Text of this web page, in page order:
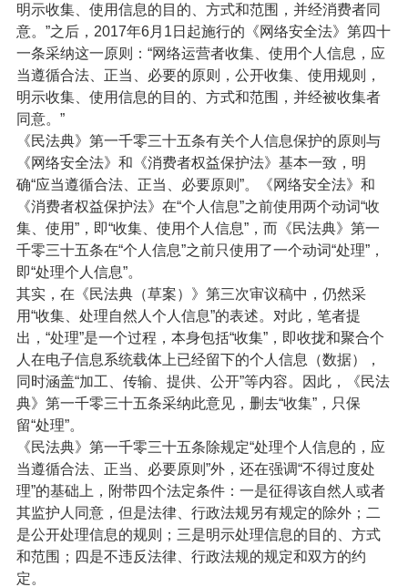
明示收集、使用信息的目的、方式和范围，并经消费者同
意。”之后，2017年6月1日起施行的《网络安全法》第四十
一条采纳这一原则：“网络运营者收集、使用个人信息，应
当遵循合法、正当、必要的原则，公开收集、使用规则，
明示收集、使用信息的目的、方式和范围，并经被收集者
同意。”
《民法典》第一千零三十五条有关个人信息保护的原则与
《网络安全法》和《消费者权益保护法》基本一致，明
确“应当遵循合法、正当、必要原则”。《网络安全法》和
《消费者权益保护法》在“个人信息”之前使用两个动词“收
集、使用”，即“收集、使用个人信息”，而《民法典》第一
千零三十五条在“个人信息”之前只使用了一个动词“处理”，
即“处理个人信息”。
其实，在《民法典（草案）》第三次审议稿中，仍然采
用“收集、处理自然人个人信息”的表述。对此，笔者提
出，“处理”是一个过程，本身包括“收集”，即收拢和聚合个
人在电子信息系统载体上已经留下的个人信息（数据），
同时涵盖“加工、传输、提供、公开”等内容。因此，《民法
典》第一千零三十五条采纳此意见，删去“收集”，只保
留“处理”。
《民法典》第一千零三十五条除规定“处理个人信息的，应
当遵循合法、正当、必要原则”外，还在强调“不得过度处
理”的基础上，附带四个法定条件：一是征得该自然人或者
其监护人同意，但是法律、行政法规另有规定的除外；二
是公开处理信息的规则；三是明示处理信息的目的、方式
和范围；四是不违反法律、行政法规的规定和双方的约
定。